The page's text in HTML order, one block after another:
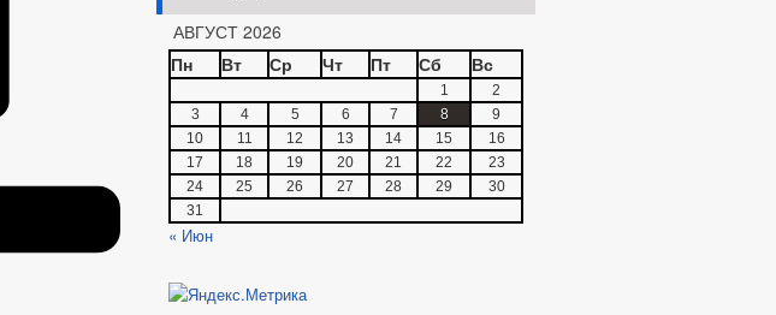
АВГУСТ 2026
Пн
Вт Ср Чт Пт Сб Вс
1
2
3
4 5 6 7 8
9
10
11 12 13 14 15
16
17
18 19 20 21 22
23
24
25 26 27 28 29
30
31
« Июн